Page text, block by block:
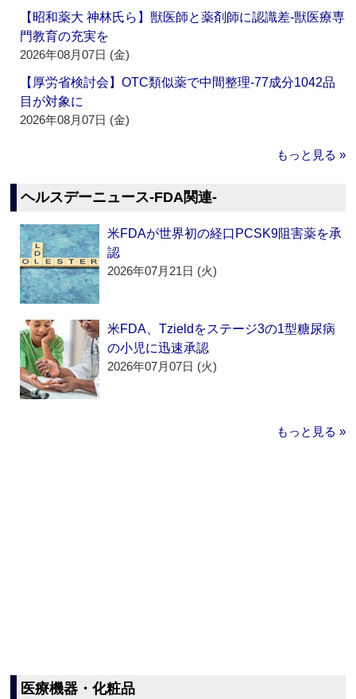
【昭和薬大 神林氏ら】獣医師と薬剤師に認識差‐獣医療専
門教育の充実を
2026年08月07日 (金)
【厚労省検討会】OTC類似薬で中間整理‐77成分1042品
目が対象に
2026年08月07日 (金)
もっと見る »
ヘルスデーニュース‐FDA関連‐
米FDAが世界初の経口PCSK9阻害薬を承
認
2026年07月21日 (火)
米FDA、Tzieldをステージ3の1型糖尿病
の小児に迅速承認
2026年07月07日 (火)
もっと見る »
医療機器・化粧品